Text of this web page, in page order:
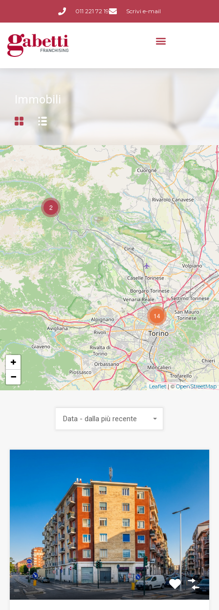
011 221 72 19 Scrivi e-mail
Immobili
2
14
+
−
Leaflet| ©OpenStreetMap
Data - dalla più recente